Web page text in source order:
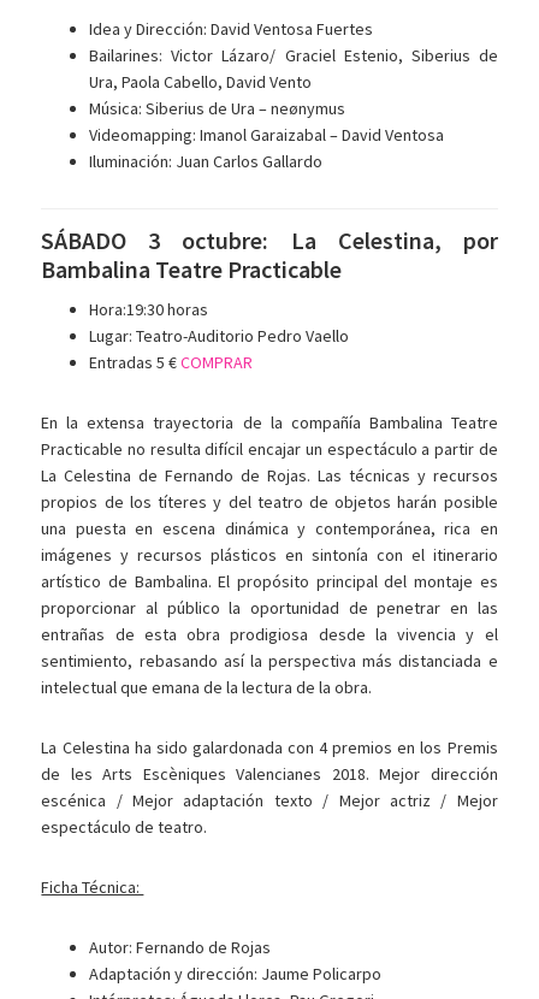
Idea y Dirección: David Ventosa Fuertes
Bailarines: Victor Lázaro/ Graciel Estenio, Siberius de
Ura, Paola Cabello, David Vento
Música: Siberius de Ura – neønymus
Videomapping: Imanol Garaizabal – David Ventosa
Iluminación: Juan Carlos Gallardo
SÁBADO 3 octubre: La Celestina, por
Bambalina Teatre Practicable
Hora:19:30 horas
Lugar: Teatro-Auditorio Pedro Vaello
Entradas 5 €COMPRAR
En la extensa trayectoria de la compañía Bambalina Teatre
Practicable no resulta difícil encajar un espectáculo a partir de
La Celestina de Fernando de Rojas. Las técnicas y recursos
propios de los títeres y del teatro de objetos harán posible
una puesta en escena dinámica y contemporánea, rica en
imágenes y recursos plásticos en sintonía con el itinerario
artístico de Bambalina. El propósito principal del montaje es
proporcionar al público la oportunidad de penetrar en las
entrañas de esta obra prodigiosa desde la vivencia y el
sentimiento, rebasando así la perspectiva más distanciada e
intelectual que emana de la lectura de la obra.
La Celestina ha sido galardonada con 4 premios en los Premis
de les Arts Escèniques Valencianes 2018. Mejor dirección
escénica / Mejor adaptación texto / Mejor actriz / Mejor
espectáculo de teatro.
Ficha Técnica:
Autor: Fernando de Rojas
Adaptación y dirección: Jaume Policarpo